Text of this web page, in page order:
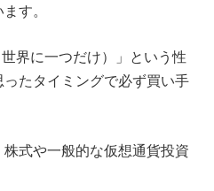
す。
界に一つだけ）」という性
たタイミングで必ず買い手
式や一般的な仮想通貨投資